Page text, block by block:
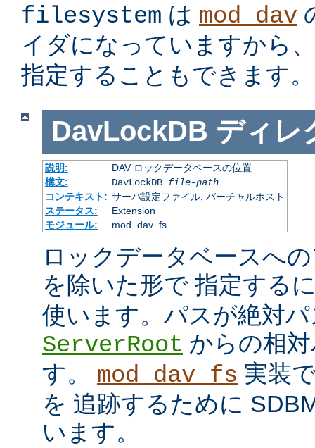
filesystem は mod_dav
イダになっていますから
指定することもできます。
DavLockDB ディレ
説明:
DAV ロックデータベースの位置
構文:
DavLockDB file-path
コンテキスト: サーバ設定ファイル, バーチャルホスト
ステータス:
Extension
モジュール:
mod_dav_fs
ロックデータベースへ
を除いた形で 指定する
使います。パスが絶対
ServerRoot からの相
す。 mod_dav_fs 実装
を 追跡するために
います。